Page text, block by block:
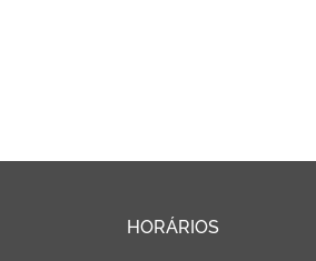
HORÁRIOS